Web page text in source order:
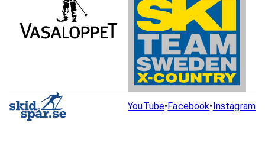
YouTube•Facebook•Instagram